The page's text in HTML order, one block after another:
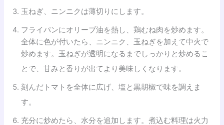
玉ねぎ、ニンニクは薄切りにします。
フライパンにオリーブ油を熱し、鶏むね肉を炒めます。
全体に色が付いたら、ニンニク、玉ねぎを加えて中火で
炒めます。玉ねぎが透明になるまでしっかりと炒めるこ
とで、甘みと香りが出てより美味しくなります。
刻んだトマトを全体に広げ、塩と黒胡椒で味を調えま
す。
充分に炒めたら、水分を追加します。煮込む料理は火力